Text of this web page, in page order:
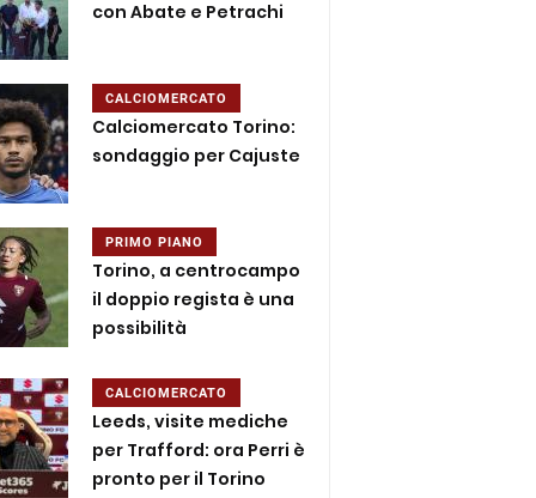
con Abate e Petrachi
CALCIOMERCATO
Calciomercato Torino:
sondaggio per Cajuste
PRIMO PIANO
Torino, a centrocampo
il doppio regista è una
possibilità
CALCIOMERCATO
Leeds, visite mediche
per Trafford: ora Perri è
pronto per il Torino